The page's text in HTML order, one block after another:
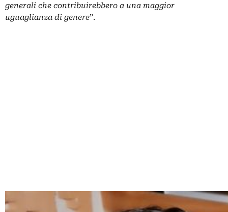
generali che contribuirebbero a una maggior
uguaglianza di genere”.